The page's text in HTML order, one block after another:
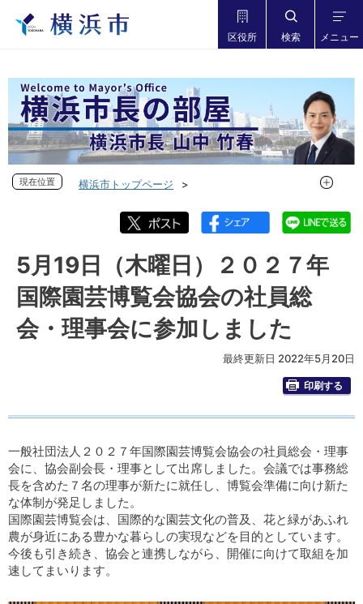
区役所 検索 メニュー
現在位置
横浜市トップページ
フォトダイアリー 2022年度
フォトダイアリー 2022年5月
5月19日（木曜日）２０２７年国際園芸博覧会協会の社員総
会・理事会に参加しました
現在位
5月19日（木曜日）２０２７年
国際園芸博覧会協会の社員総
会・理事会に参加しました
最終更新日 2022年5月20日
印刷する
一般社団法人２０２７年国際園芸博覧会協会の社員総会・理事
会に、協会副会長・理事として出席しました。会議では事務総
長を含めた７名の理事が新たに就任し、博覧会準備に向け新た
な体制が発足しました。
国際園芸博覧会は、国際的な園芸文化の普及、花と緑があふれ
農が身近にある豊かな暮らしの実現などを目的としています。
今後も引き続き、協会と連携しながら、開催に向けて取組を加
速してまいります。